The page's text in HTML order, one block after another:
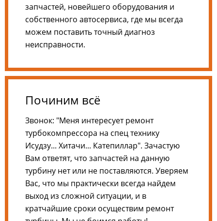
запчастей, новейшего оборудования и
собственного автосервиса, где мы всегда
можем поставить точный диагноз
неисправности.
Починим всё
Звонок: "Меня интересует ремонт
турбокомпрессора на спец технику
Исудзу... Хитачи... Катепиллар". Зачастую
Вам ответят, что запчастей на данную
турбину нет или не поставляются. Уверяем
Вас, что мы практически всегда найдем
выход из сложной ситуации, и в
кратчайшие сроки осуществим ремонт